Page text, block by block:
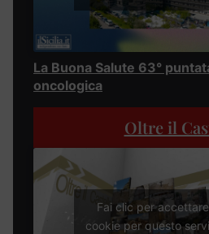
La Buona Salute 63°
oncologica
Oltre il
Fai clic per
cookie per questo